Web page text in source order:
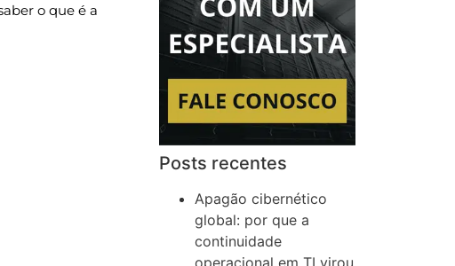
o que é a
Posts recentes
Apagão cibernético
global: por que a
continuidade